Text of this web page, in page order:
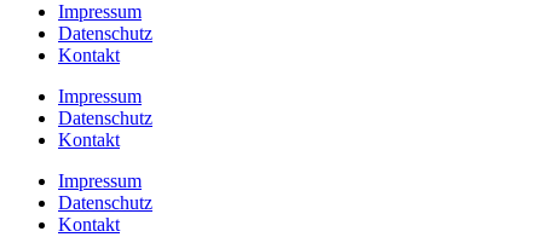
Impressum
Datenschutz
Kontakt
Impressum
Datenschutz
Kontakt
Impressum
Datenschutz
Kontakt